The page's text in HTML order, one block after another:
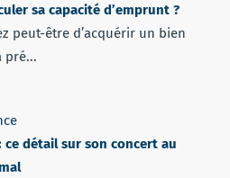
sa capacité d’emprunt ?
peut-être d’acquérir un bien
pré...
ce détail sur son concert au